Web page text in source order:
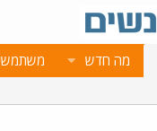
מה חדש